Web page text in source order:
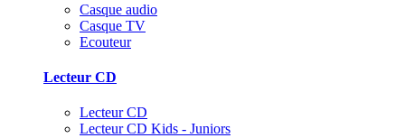
Casque audio
Casque TV
Ecouteur
Lecteur CD
Lecteur CD
Lecteur CD Kids - Juniors